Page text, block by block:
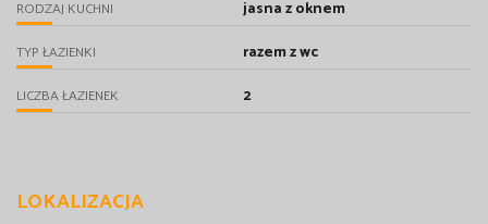
RODZAJ KUCHNI jasna z oknem
TYP ŁAZIENKI razem z wc
LICZBA ŁAZIENEK 2
LOKALIZACJA